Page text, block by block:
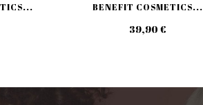
BENEFIT COSMETICS...
39,90 €